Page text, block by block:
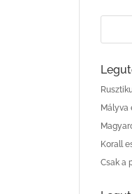
Mályva
Korall
Csak a